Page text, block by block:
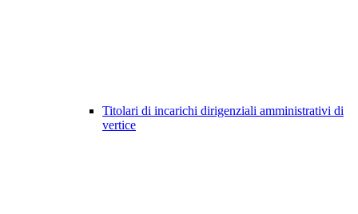
Titolari di incarichi dirigenziali amministrativi di
vertice